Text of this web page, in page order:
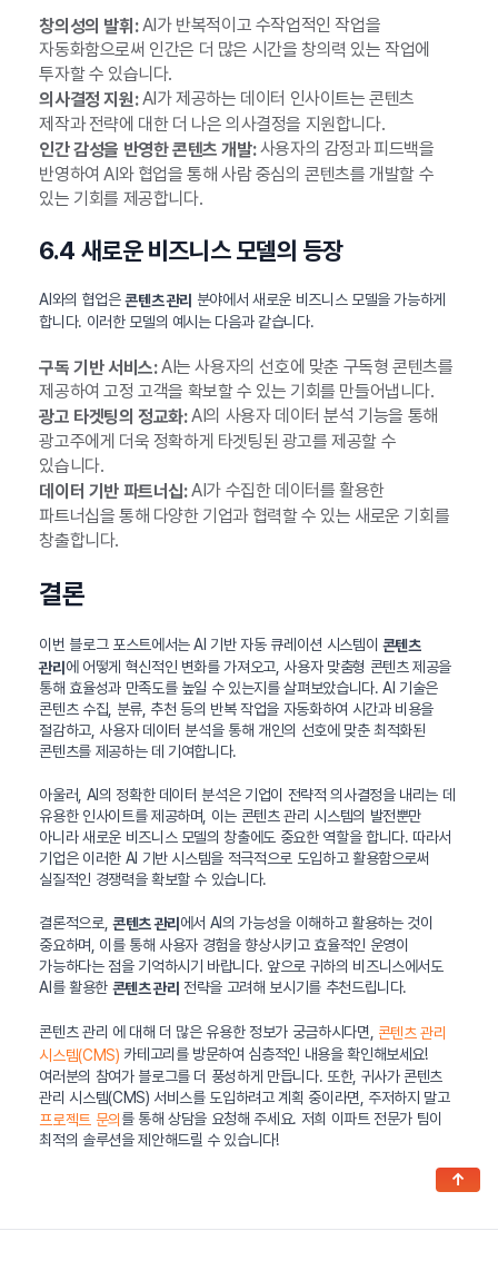
창의성의 발휘:AI가 반복적이고 수작업적인 작업을
자동화함으로써 인간은 더 많은 시간을 창의력 있는 작업에
투자할 수 있습니다.
의사결정 지원:AI가 제공하는 데이터 인사이트는 콘텐츠
제작과 전략에 대한 더 나은 의사결정을 지원합니다.
인간 감성을 반영한 콘텐츠 개발:사용자의 감정과 피드백을
반영하여 AI와 협업을 통해 사람 중심의 콘텐츠를 개발할 수
있는 기회를 제공합니다.
6.4 새로운 비즈니스 모델의 등장
AI와의 협업은콘텐츠 관리 분야에서 새로운 비즈니스 모델을 가능하게
합니다. 이러한 모델의 예시는 다음과 같습니다.
구독 기반 서비스:AI는 사용자의 선호에 맞춘 구독형 콘텐츠를
제공하여 고정 고객을 확보할 수 있는 기회를 만들어냅니다.
광고 타겟팅의 정교화:AI의 사용자 데이터 분석 기능을 통해
광고주에게 더욱 정확하게 타겟팅된 광고를 제공할 수
있습니다.
데이터 기반 파트너십:AI가 수집한 데이터를 활용한
파트너십을 통해 다양한 기업과 협력할 수 있는 새로운 기회를
창출합니다.
결론
이번 블로그 포스트에서는 AI 기반 자동 큐레이션 시스템이 콘텐츠
관리에 어떻게 혁신적인 변화를 가져오고, 사용자 맞춤형 콘텐츠 제공을
통해 효율성과 만족도를 높일 수 있는지를 살펴보았습니다. AI 기술은
콘텐츠 수집, 분류, 추천 등의 반복 작업을 자동화하여 시간과 비용을
절감하고, 사용자 데이터 분석을 통해 개인의 선호에 맞춘 최적화된
콘텐츠를 제공하는 데 기여합니다.
아울러, AI의 정확한 데이터 분석은 기업이 전략적 의사결정을 내리는 데
유용한 인사이트를 제공하며, 이는 콘텐츠 관리 시스템의 발전뿐만
아니라 새로운 비즈니스 모델의 창출에도 중요한 역할을 합니다. 따라서
기업은 이러한 AI 기반 시스템을 적극적으로 도입하고 활용함으로써
실질적인 경쟁력을 확보할 수 있습니다.
결론적으로, 콘텐츠 관리 에서 AI의 가능성을 이해하고 활용하는 것이
중요하며, 이를 통해 사용자 경험을 향상시키고 효율적인 운영이
가능하다는 점을 기억하시기 바랍니다. 앞으로 귀하의 비즈니스에서도
AI를 활용한 콘텐츠 관리 전략을 고려해 보시기를 추천드립니다.
콘텐츠 관리 에 대해 더 많은 유용한 정보가 궁금하시다면, 콘텐츠 관리
시스템(CMS) 카테고리를 방문하여 심층적인 내용을 확인해보세요!
여러분의 참여가 블로그를 더 풍성하게 만듭니다. 또한, 귀사가 콘텐츠
관리 시스템(CMS) 서비스를 도입하려고 계획 중이라면, 주저하지 말고
프로젝트 문의를 통해 상담을 요청해 주세요. 저희 이파트 전문가 팀이
최적의 솔루션을 제안해드릴 수 있습니다!
↑